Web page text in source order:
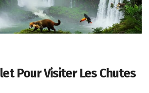
Pour Visiter Les Chutes